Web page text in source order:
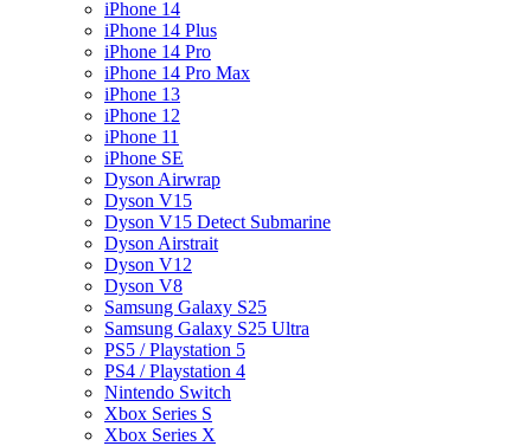
iPhone 14
iPhone 14 Plus
iPhone 14 Pro
iPhone 14 Pro Max
iPhone 13
iPhone 12
iPhone 11
iPhone SE
Dyson Airwrap
Dyson V15
Dyson V15 Detect Submarine
Dyson Airstrait
Dyson V12
Dyson V8
Samsung Galaxy S25
Samsung Galaxy S25 Ultra
PS5 / Playstation 5
PS4 / Playstation 4
Nintendo Switch
Xbox Series S
Xbox Series X